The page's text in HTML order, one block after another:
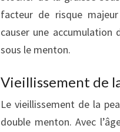
facteur de risque
causer une
sous le menton.
Vieillissement de
Le vieillissement de la
double menton. Avec